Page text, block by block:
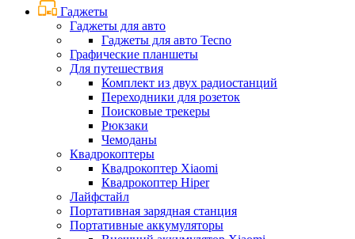
Гаджеты
Гаджеты для авто
Гаджеты для авто Tecno
Графические планшеты
Для путешествия
Комплект из двух радиостанций
Переходники для розеток
Поисковые трекеры
Рюкзаки
Чемоданы
Квадрокоптеры
Квадрокоптер Xiaomi
Квадрокоптер Hiper
Лайфстайл
Портативная зарядная станция
Портативные аккумуляторы